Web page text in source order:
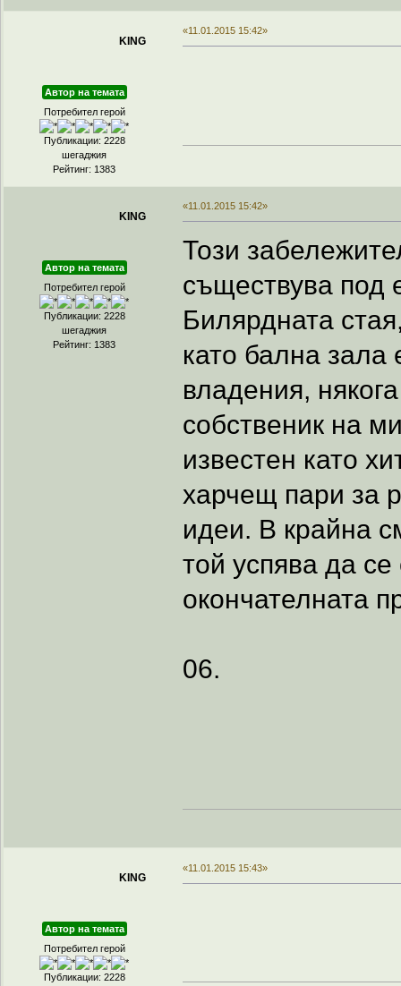
KING
Автор на темата
Потребител герой
Публикации: 2228
шегаджия
Рейтинг: 1383
«11.01.2015 15:42»
KING
Автор на темата
Потребител герой
Публикации: 2228
шегаджия
Рейтинг: 1383
«11.01.2015 15:42»
Този
съществува под
Билярдната
като бална зала
владения,
собственик на
известен като
харчещ пари за
идеи. В крайна
той успява да
окончателната
06.
KING
Автор на темата
Потребител герой
Публикации: 2228
«11.01.2015 15:43»